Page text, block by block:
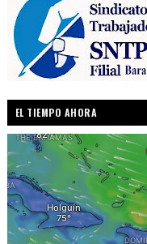
EL TIEMPO AHORA